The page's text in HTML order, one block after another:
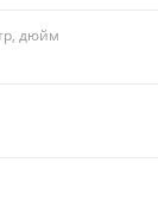
дюйм